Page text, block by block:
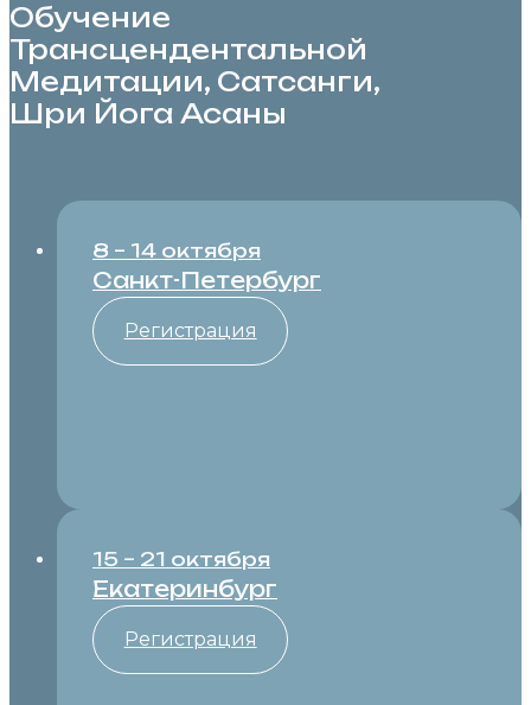
Обучение
Трансцендентальной
Медитации, Cатсанги,
Шри Йога Асаны
8 – 14 октября
Санкт-Петербург
Регистрация
15 – 21 октября
Екатеринбург
Регистрация